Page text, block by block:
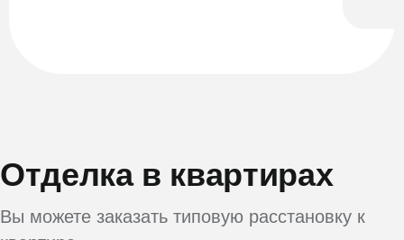
Отделка в квартирах
Вы можете заказать типовую расстановку к